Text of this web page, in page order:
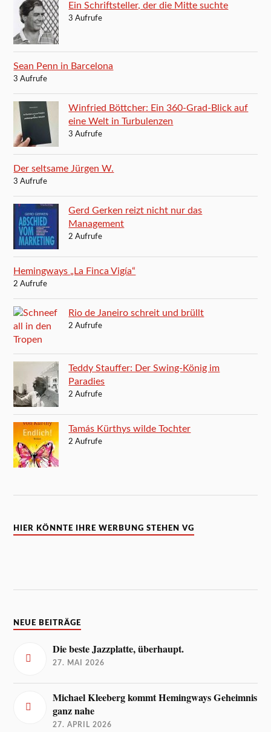
Ein Schriftsteller, der die Mitte suchte
3 Aufrufe
Sean Penn in Barcelona
3 Aufrufe
Winfried Böttcher: Ein 360-Grad-Blick auf
eine Welt in Turbulenzen
3 Aufrufe
Der seltsame Jürgen W.
3 Aufrufe
Gerd Gerken reizt nicht nur das
Management
2 Aufrufe
Hemingways „La Finca Vigía“
2 Aufrufe
Rio de Janeiro schreit und brüllt
2 Aufrufe
Teddy Stauffer: Der Swing-König im
Paradies
2 Aufrufe
Tamás Kürthys wilde Tochter
2 Aufrufe
HIER KÖNNTE IHRE WERBUNG STEHEN VG
NEUE BEITRÄGE
Die beste Jazzplatte, überhaupt.
27. MAI 2026
Michael Kleeberg kommt Hemingways Geheimnis
ganz nahe
27. APRIL 2026